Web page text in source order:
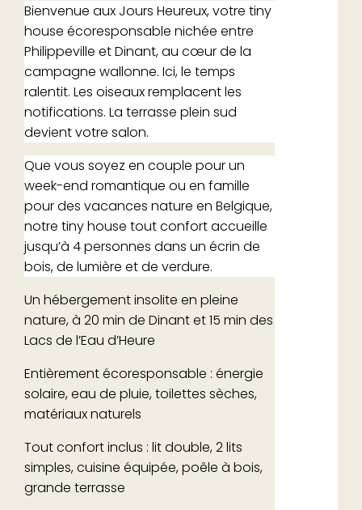
Bienvenue aux Jours Heureux, votre tiny
house écoresponsable nichée entre
Philippeville et Dinant, au cœur de la
campagne wallonne. Ici, le temps
ralentit. Les oiseaux remplacent les
notifications. La terrasse plein sud
devient votre salon.
Que vous soyez en couple pour un
week-end romantique ou en famille
pour des vacances nature en Belgique,
notre tiny house tout confort accueille
jusqu’à 4 personnes dans un écrin de
bois, de lumière et de verdure.
Un hébergement insolite en pleine
nature, à 20 min de Dinant et 15 min des
Lacs de l’Eau d’Heure
Entièrement écoresponsable : énergie
solaire, eau de pluie, toilettes sèches,
matériaux naturels
Tout confort inclus : lit double, 2 lits
simples, cuisine équipée, poêle à bois,
grande terrasse